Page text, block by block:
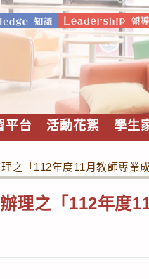
平台 活動花絮 學生
之「112年度11月教師專業
理之「112年度